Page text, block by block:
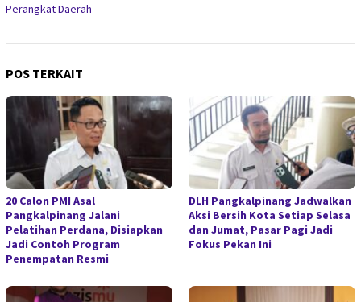
Perangkat Daerah
POS TERKAIT
20 Calon PMI Asal
Pangkalpinang Jalani
Pelatihan Perdana, Disiapkan
Jadi Contoh Program
Penempatan Resmi
DLH Pangkalpinang Jadwalkan
Aksi Bersih Kota Setiap Selasa
dan Jumat, Pasar Pagi Jadi
Fokus Pekan Ini